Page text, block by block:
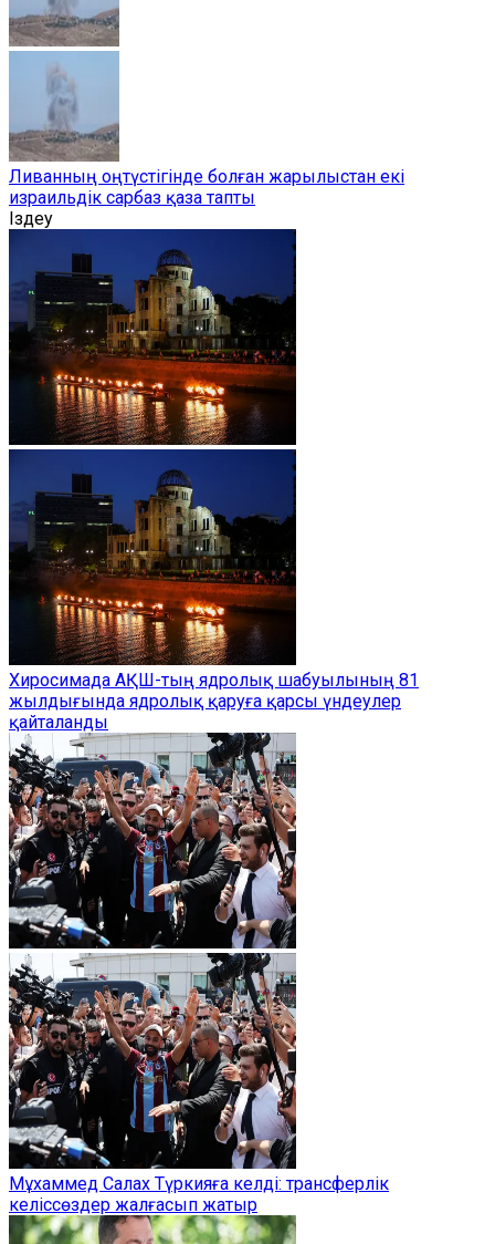
Ливанның оңтүстігінде болған жарылыстан екі
израильдік сарбаз қаза тапты
Іздеу
Хиросимада АҚШ-тың ядролық шабуылының 81
жылдығында ядролық қаруға қарсы үндеулер
қайталанды
Мұхаммед Салах Түркияға келді: трансферлік
келіссөздер жалғасып жатыр